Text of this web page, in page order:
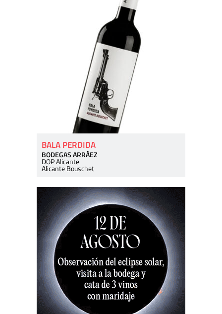
BALA PERDIDA
BODEGAS ARRÁEZ
DOP Alicante
Alicante Bouschet